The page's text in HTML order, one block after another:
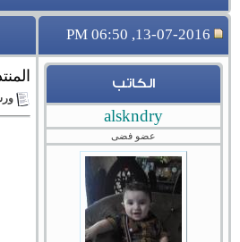
13-07-2016, 06:50 PM
الكاتب
alskndry
عضو فضى